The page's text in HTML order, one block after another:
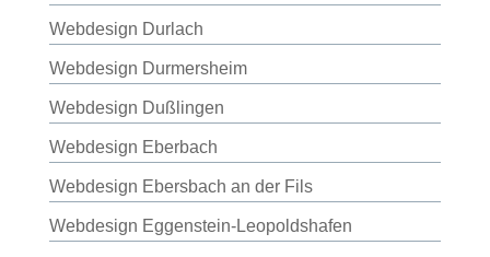
Webdesign Durlach
Webdesign Durmersheim
Webdesign Dußlingen
Webdesign Eberbach
Webdesign Ebersbach an der Fils
Webdesign Eggenstein-Leopoldshafen